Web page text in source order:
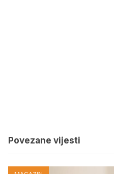
Povezane vijesti